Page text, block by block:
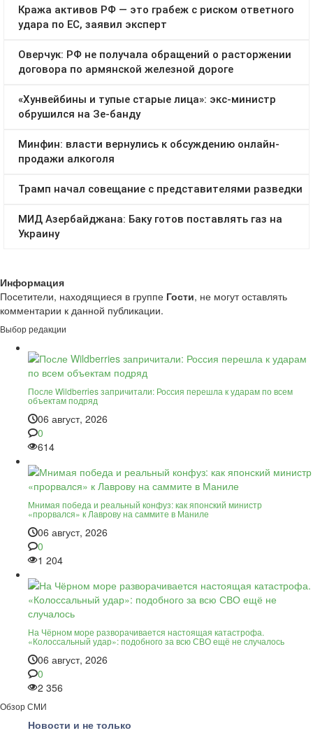
Информация
Посетители, находящиеся в группе Гости, не могут оставлять
комментарии к данной публикации.
Выбор редакции
После Wildberries запричитали: Россия перешла к ударам по всем
объектам подряд
06 август, 2026
0
614
Мнимая победа и реальный конфуз: как японский министр
«прорвался» к Лаврову на саммите в Маниле
06 август, 2026
0
1 204
На Чёрном море разворачивается настоящая катастрофа.
«Колоссальный удар»: подобного за всю СВО ещё не случалось
06 август, 2026
0
2 356
Обзор СМИ
Новости и не только